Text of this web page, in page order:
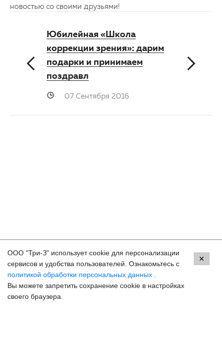
Задать вопрос
новостью со своими друзьями!
Юбилейная «Школа
коррекции зрения»: дарим
подарки и принимаем
поздравл
07 Сентября 2016
Контакты
Пермь, ул. Екатерининская, 105
8 (800) 250-33-30
ООО "Три-З" использует cookie для персонализации
сервисов и удобства пользователей. Ознакомьтесь с
политикой обработки персональных данных
Вы можете запретить сохранение cookie в настройках
своего браузера.
✕